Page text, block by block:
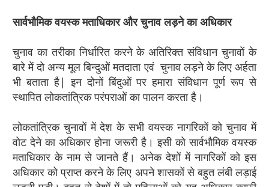
सार्वभौमिक वयस्क मताधिकार और चुनाव लड़ने का अधिकार
चुनाव का तरीका निर्धारित करने के अतिरिक्त संविधान चुनावों के
बारे में दो अन्य मूल बिन्दुओं मतदाता एवं चुनाव लड़ने के लिए अर्हता
भी बताता है| इन दोनों बिंदुओं पर हमारा संविधान पूर्ण रूप से
स्थापित लोकतांत्रिक परंपराओं का पालन करता है।
लोकतांत्रिक चुनावों में देश के सभी वयस्क नागरिकों को चुनाव में
वोट देने का अधिकार होना जरूरी है। इसी को सार्वभौमिक वयस्क
मताधिकार के नाम से जानते हैं। अनेक देशों में नागरिकों को इस
अधिकार को प्राप्त करने के लिए अपने शासकों से बहुत लंबी लड़ाई